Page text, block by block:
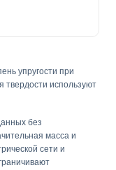
упругости при
твердости используют
без
масса и
сети и